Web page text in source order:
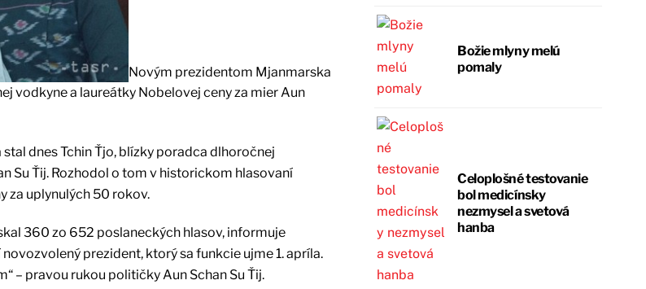
Novým prezidentom Mjanmarska
vodkyne a laureátky Nobelovej ceny za mier Aun
dnes Tchin Ťjo, blízky poradca dlhoročnej
Su Ťij. Rozhodol o tom v historickom hlasovaní
za uplynulých 50 rokov.
360 zo 652 poslaneckých hlasov, informuje
prezident, ktorý sa funkcie ujme 1. apríla.
– pravou rukou političky Aun Schan Su Ťij.
Božie mlyny melú
pomaly
Celoplošné testovanie
bol medicínsky
nezmysel a svetová
hanba